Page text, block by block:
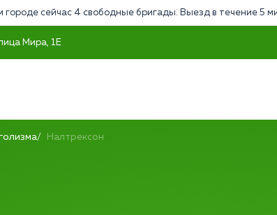
городе сейчас 4 свободные бригады. Выезд в течение 5
Мира, 1Е
Налтрексон